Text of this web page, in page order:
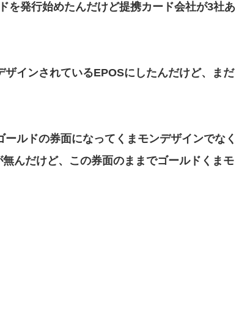
を発行始めたんだけど提携カード会社が3社あ
インされているEPOSにしたんだけど、まだ
ルドの券面になってくまモンデザインでなく
んだけど、この券面のままでゴールドくまモ